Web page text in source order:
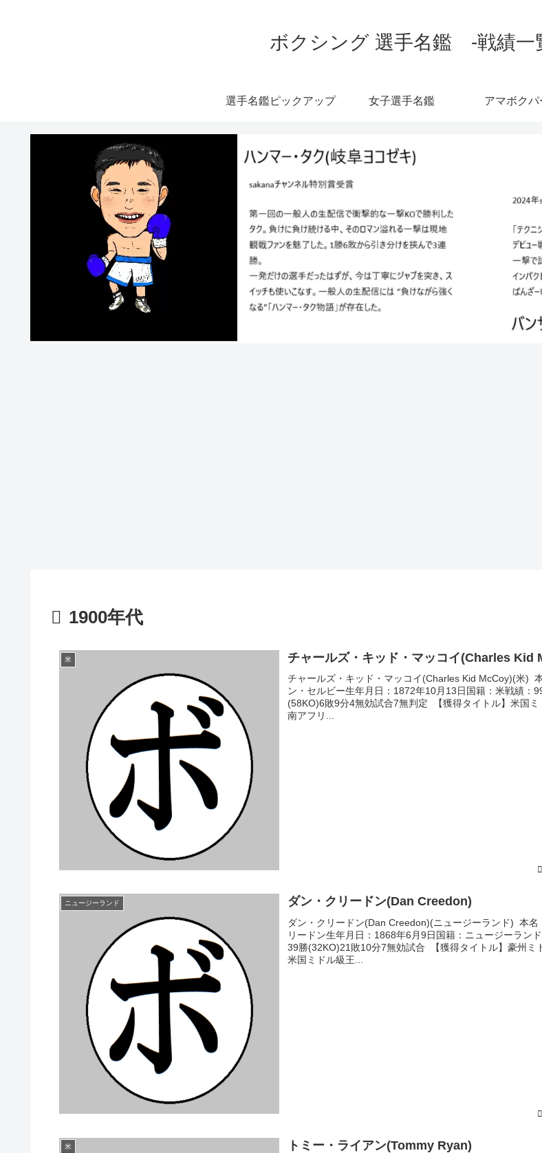
ボクシング 選手名鑑 -戦績一
選手名鑑ピックアップ 女子選手名鑑 アマボクパ
1900年代
米 チャールズ・キッド・マッコイ(Charles Kid
チャールズ・キッド・マッコイ(Charles Kid McCoy)(米)
ン・セルビー生年月日：1872年10月13日国籍：米戦績：
(58KO)6敗9分4無効試合7無判定 【獲得タイトル】米国ミ
南アフリ...
ニュージーランド ダン・クリードン(Dan Creedon)
ダン・クリードン(Dan Creedon)(ニュージーランド) 本名
リードン生年月日：1868年6月9日国籍：ニュージーラン
39勝(32KO)21敗10分7無効試合 【獲得タイトル】豪州ミ
米国ミドル級王...
米 トミー・ライアン(Tommy Ryan)